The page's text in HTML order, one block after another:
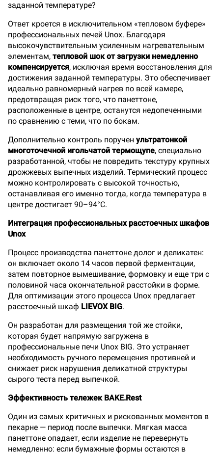
заданной температуре?
Ответ кроется в исключительном «тепловом буфере»
профессиональных печей Unox. Благодаря
высокочувствительным усиленным нагревательным
элементам, тепловой шок от загрузки немедленно
компенсируется, исключая время восстановления для
достижения заданной температуры. Это обеспечивает
идеально равномерный нагрев по всей камере,
предотвращая риск того, что панеттоне,
расположенные в центре, останутся недопеченными
по сравнению с теми, что по бокам.
Дополнительно контроль поручен ультратонкой
многоточечной игольчатой термощупе, специально
разработанной, чтобы не повредить текстуру крупных
дрожжевых выпечных изделий. Термический процесс
можно контролировать с высокой точностью,
останавливая его именно тогда, когда температура в
центре достигает 90–94°C.
Интеграция профессиональных расстоечных шкафов
Unox
Процесс производства панеттоне долог и деликатен:
он включает около 14 часов первой ферментации,
затем повторное вымешивание, формовку и еще три с
половиной часа окончательной расстойки в форме.
Для оптимизации этого процесса Unox предлагает
расстоечный шкаф LIEVOX BIG.
Он разработан для размещения той же стойки,
которая будет напрямую загружена в
профессиональные печи Unox BIG. Это устраняет
необходимость ручного перемещения противней и
снижает риск нарушения деликатной структуры
сырого теста перед выпечкой.
Эффективность тележек BAKE.Rest
Один из самых критичных и рискованных моментов в
пекарне — период после выпечки. Мягкая масса
панеттоне опадает, если изделие не перевернуть
немедленно: если бумажные формы остаются в